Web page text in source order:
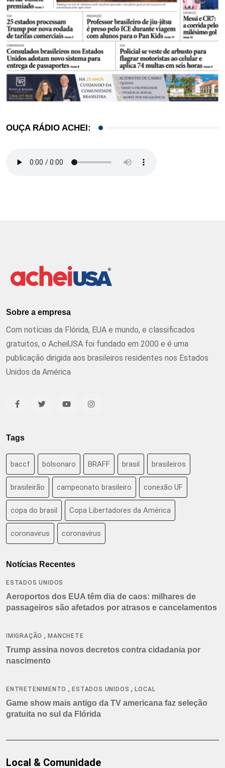
OUÇA RÁDIO ACHEI:
Sobre a empresa
Com notícias da Flórida, EUA e mundo, e classificados
gratuitos, o AcheiUSA foi fundado em 2000 e é uma
publicação dirigida aos brasileiros residentes nos Estados
Unidos da América
Tags
baccf bolsonaro BRAFF brasil brasileiros
brasileirão campeonato brasileiro conexão UF
copa do brasil Copa Libertadores da América
coronavirus coronavírus
Notícias Recentes
ESTADOS UNIDOS
Aeroportos dos EUA têm dia de caos: milhares de
passageiros são afetados por atrasos e cancelamentos
IMIGRAÇÃO ,MANCHETE
Trump assina novos decretos contra cidadania por
nascimento
ENTRETENIMENTO ,ESTADOS UNIDOS ,LOCAL
Game show mais antigo da TV americana faz seleção
gratuita no sul da Flórida
Local & Comunidade